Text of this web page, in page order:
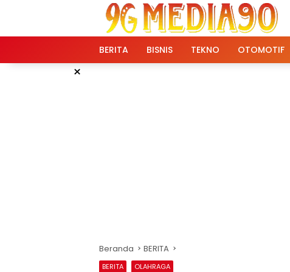
BERITA BISNIS TEKNO OTOMOTIF
×
Beranda BERITA
BERITA OLAHRAGA